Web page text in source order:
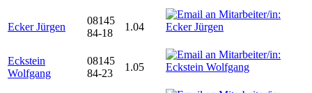
Ecker Jürgen
08145
84-18
1.04
Eckstein
Wolfgang
08145
84-23
1.05